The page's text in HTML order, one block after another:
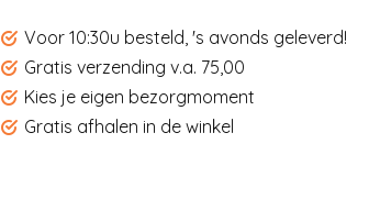
Voor 10:30u besteld, 's avonds geleverd!
Gratis verzending v.a. 75,00
Kies je eigen bezorgmoment
Gratis afhalen in de winkel